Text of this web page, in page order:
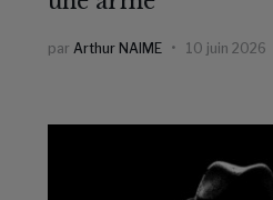
par Arthur NAIME 10 juin 2026